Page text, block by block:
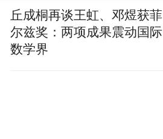
丘成桐再谈王虹、邓煜获菲
尔兹奖：两项成果震动国际
数学界